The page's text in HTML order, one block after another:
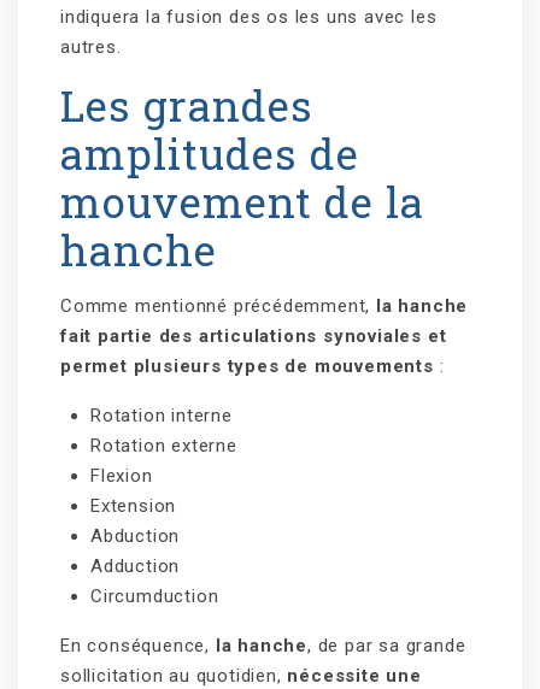
indiquera la fusion des os les uns avec les
autres.
Les grandes
amplitudes de
mouvement de la
hanche
Comme mentionné précédemment, la hanche
fait partie des articulations synoviales et
permet plusieurs types de mouvements :
Rotation interne
Rotation externe
Flexion
Extension
Abduction
Adduction
Circumduction
En conséquence, la hanche, de par sa grande
sollicitation au quotidien, nécessite une